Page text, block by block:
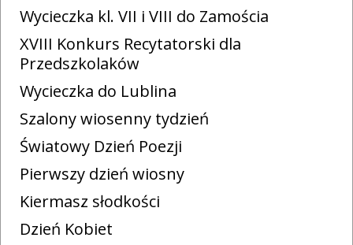
Wycieczka kl. VII i VIII do Zamościa
XVIII Konkurs Recytatorski dla
Przedszkolaków
Wycieczka do Lublina
Szalony wiosenny tydzień
Światowy Dzień Poezji
Pierwszy dzień wiosny
Kiermasz słodkości
Dzień Kobiet